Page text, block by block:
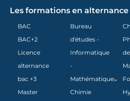
Les formations en alternance
BAC
BAC+2
Licence
alternance
bac +3
Master
Bureau
d'études -
Informatique
-
Mathématiques
Chimie